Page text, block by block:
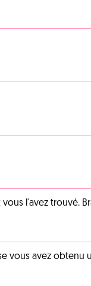
l'avez trouvé.
vous avez obtenu